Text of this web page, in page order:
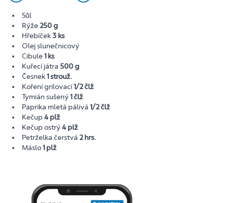
Sůl
Rýže250 g
Hřebíček3 ks
Olej slunečnicový
Cibule1 ks
Kuřecí játra 500 g
Česnek1 strouž.
Koření grilovací1/2 člž
Tymián sušený1 člž
Paprika mletá pálivá 1/2 člž
Kečup 4 plž
Kečup ostrý4 plž
Petrželka čerstvá 2 hrs.
Máslo1 plž